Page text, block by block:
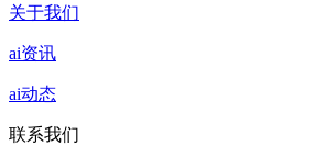
关于我们
ai资讯
ai动态
联系我们